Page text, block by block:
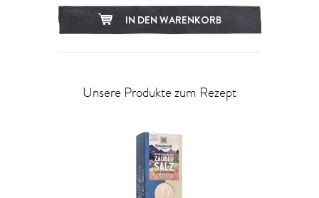
IN DEN WARENKORB
Unsere Produkte zum Rezept